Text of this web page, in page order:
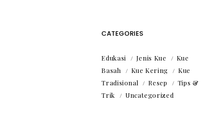
CATEGORIES
Edukasi Jenis Kue
Kue
Basah
Kue Kering
Kue
Tradisional
Resep
Tips &
Trik
Uncategorized